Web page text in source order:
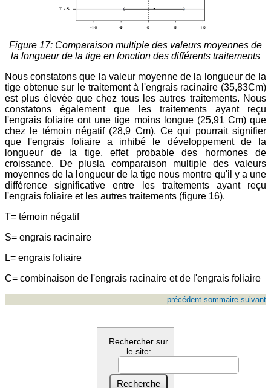
Figure 17: Comparaison multiple des valeurs moyennes de
la longueur de la tige en fonction des différents traitements
Nous constatons que la valeur moyenne de la longueur de la
tige obtenue sur le traitement à l'engrais racinaire (35,83Cm)
est plus élevée que chez tous les autres traitements. Nous
constatons également que les traitements ayant reçu
l'engrais foliaire ont une tige moins longue (25,91 Cm) que
chez le témoin négatif (28,9 Cm). Ce qui pourrait signifier
que l'engrais foliaire a inhibé le développement de la
longueur de la tige, effet probable des hormones de
croissance. De plusla comparaison multiple des valeurs
moyennes de la longueur de la tige nous montre qu'il y a une
différence significative entre les traitements ayant reçu
l'engrais foliaire et les autres traitements (figure 16).
T= témoin négatif
S= engrais racinaire
L= engrais foliaire
C= combinaison de l'engrais racinaire et de l'engrais foliaire
précédent sommaire suivant
Rechercher sur
le site: